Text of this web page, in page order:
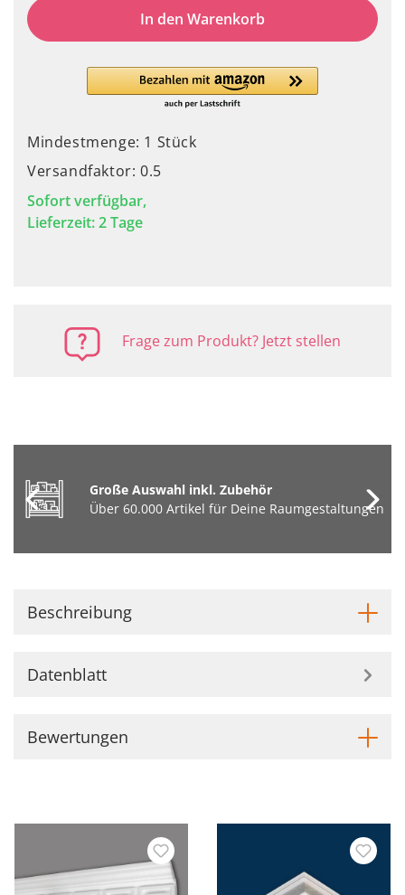
In den Warenkorb
Mindestmenge: 1 Stück
Versandfaktor: 0.5
Sofort verfügbar,
Lieferzeit: 2 Tage
Frage zum Produkt? Jetzt stellen
Große Auswahl inkl. Zubehör
Über 60.000 Artikel für Deine Raumgestaltungen
Beschreibung
Datenblatt
Bewertungen